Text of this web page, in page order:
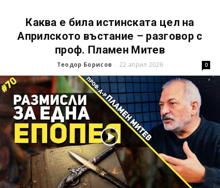
Каква е била истинската цел на
Априлското въстание – разговор с
проф. Пламен Митев
Теодор Борисов - 22 април 2026 0